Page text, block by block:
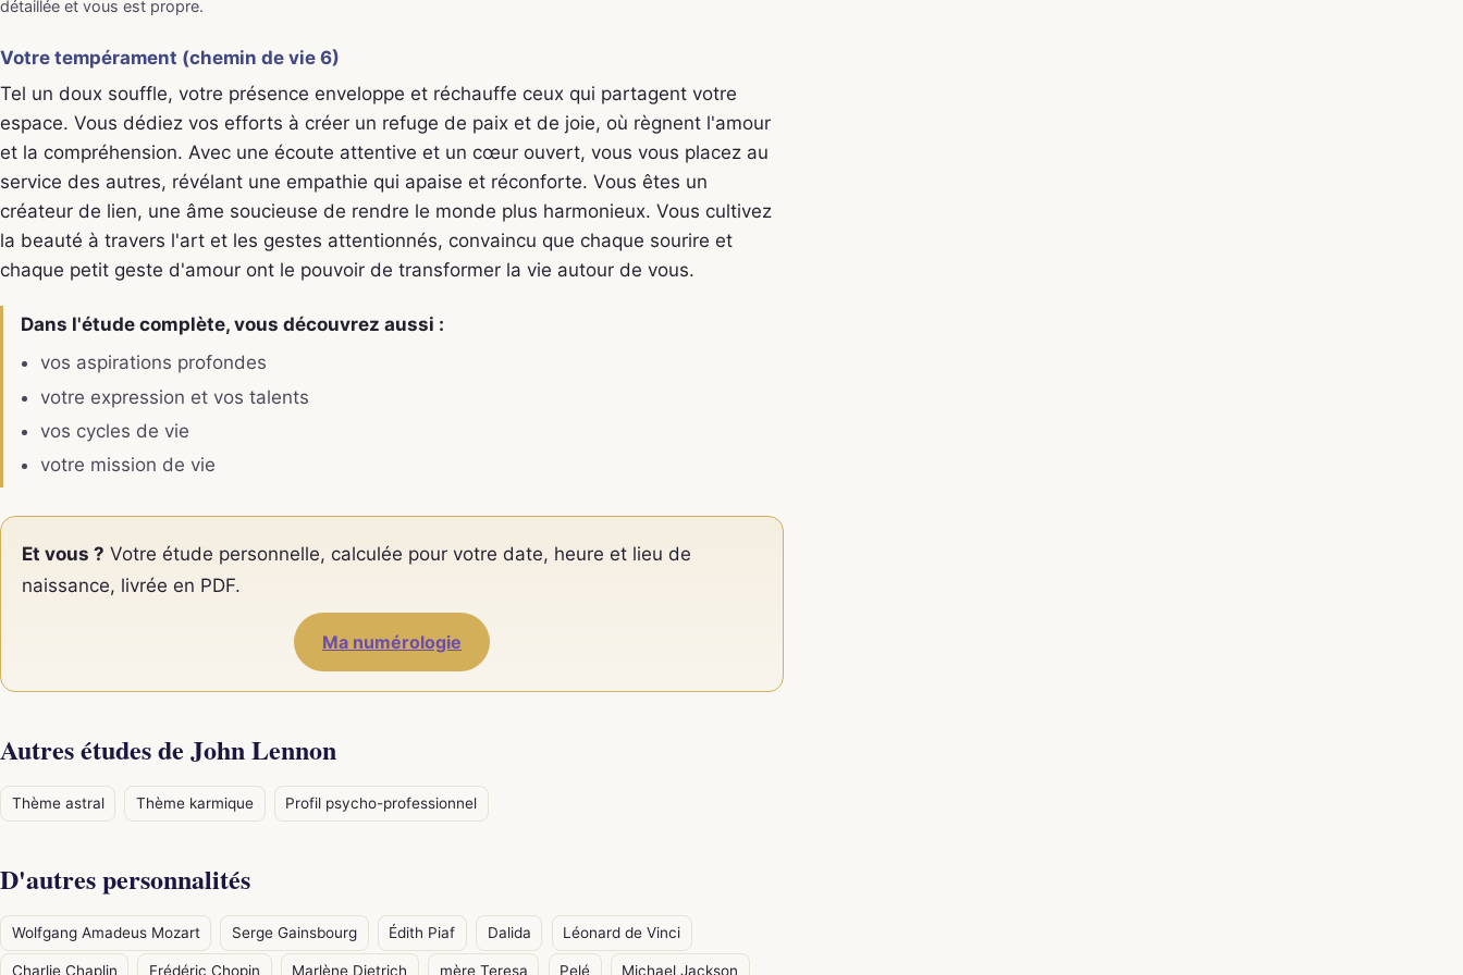
détaillée et vous est propre.
Votre tempérament (chemin de vie 6)
Tel un doux souffle, votre présence enveloppe et réchauffe ceux qui partagent votre
espace. Vous dédiez vos efforts à créer un refuge de paix et de joie, où règnent l'amour
et la compréhension. Avec une écoute attentive et un cœur ouvert, vous vous placez au
service des autres, révélant une empathie qui apaise et réconforte. Vous êtes un
créateur de lien, une âme soucieuse de rendre le monde plus harmonieux. Vous cultivez
la beauté à travers l'art et les gestes attentionnés, convaincu que chaque sourire et
chaque petit geste d'amour ont le pouvoir de transformer la vie autour de vous.
Dans l'étude complète, vous découvrez aussi :
vos aspirations profondes
votre expression et vos talents
vos cycles de vie
votre mission de vie
Et vous ? Votre étude personnelle, calculée pour votre date, heure et lieu de
naissance, livrée en PDF.
Ma numérologie
Autres études de John Lennon
Thème astral Thème karmique Profil psycho-professionnel
D'autres personnalités
Wolfgang Amadeus Mozart Serge Gainsbourg Édith Piaf Dalida Léonard de Vinci
Charlie Chaplin Frédéric Chopin Marlène Dietrich mère Teresa Pelé Michael Jackson